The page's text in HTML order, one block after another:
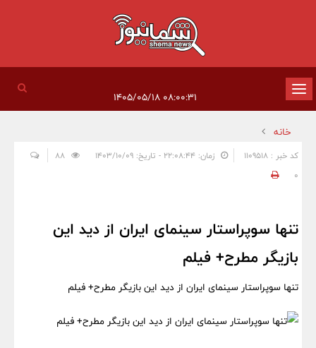
تغییر
وضعیت
ناوبری
خانه
کد خبر : 1109518 زمان: ۲۲:۰۸:۴۴ - تاریخ: ۱۴۰۳/۱۰/۰۹
0
تنها سوپراستار سینمای ایران از دید این
بازیگر مطرح+ فیلم
تنها سوپراستار سینمای ایران از دید این بازیگر مطرح+ فیلم